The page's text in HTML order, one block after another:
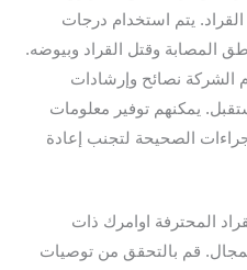
يتم استخدام درجات
المصابة وقتل القراد وبيوضه.
الشركة نصائح وإرشادات
يمكنهم توفير معلومات
الصحيحة لتجنب إعادة
المحترفة اوامرك ذات
قم بالتحقق من توصيات